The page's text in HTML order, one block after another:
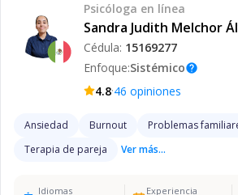
Psicóloga en línea
Sandra Judith Melchor
Cédula: 15169277
Enfoque:Sistémicohelp
4.8·46 opiniones
Ansiedad Burnout Problemas
Terapia de pareja
Ver más...
Idiomas Experiencia